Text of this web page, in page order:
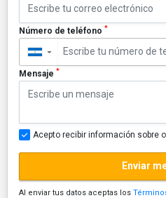
Número de teléfono *
▼
Mensaje *
Acepto recibir información sobre
Enviar
Al enviar tus datos aceptas los